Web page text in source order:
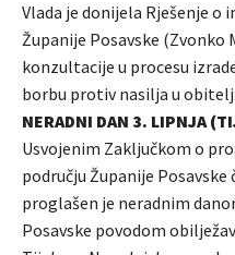
Vlada je donijela Rješenje o
Županije Posavske (Zvonko
konzultacije u procesu
borbu protiv nasilja u obitelji
NERADNI DAN 3. LIPNJA
Usvojenim Zaključkom o
području Županije
proglašen je neradnim
Posavske povodom